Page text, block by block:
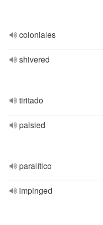
coloniales
shivered
tiritado
palsied
paralítico
impinged